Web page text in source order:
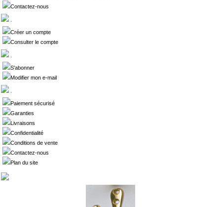
Contactez-nous
Créer un compte
Consulter le compte
S'abonner
Modifier mon e-mail
Paiement sécurisé
Garanties
Livraisons
Confidentialité
Conditions de vente
Contactez-nous
Plan du site